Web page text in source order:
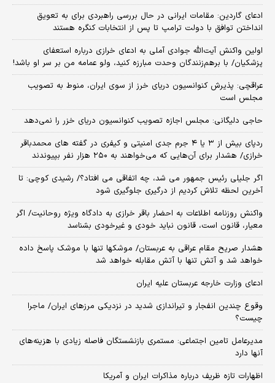
ادعای گاردین: مقامات ایرانی در حال بررسی راهبردی برای به تعویق
انداختن توافق با دولت ترامپ تا پس از انتخابات کنگره هستند
اولین واکنش آیت‌الله جوادی آملی به ادعای خرازی درباره استعفای
پزشکیان/ با برهم‌زنندگان وحدت مبارزه کنید، ولو عمامه من بر سر او باشد!
عراقچی: پذیرش کنوانسیون دریای خرز از سوی ایران، منوط به تصویب
مجلس است
حاجی دلیگانی: مجلس اجازه تصویب کنوانسیون دریای خزر را نمی‌دهد
ردپای بیش از ۳ یا ۴ جرم جدی امنیتی و کیفری در گفته های محمدباقر
خرازی/ هشدار برای آن‌هایی که می‌خواهند به ۲۵۰ هزار نفر بپیوندند
اگر جلیلی رئیس جمهور می شد، چه اتفاقی می افتاد؟/ رشیدی کوچی: تا
آخرین لحظه تلاش کردیم از درگیری جلوگیری شود
واکنش روزنامه اطلاعات به احضار باقر خرازی به دادگاه ویژه روحانیت/ اگر
معیار، قانون است، قانون نباید خودی و غیرخودی بشناسد
هشدار صریح مقام عراقی به عربستان/ موشکها تنها با موشک پاسخ داده
خواهد شد و آتش تنها با آتش مقابله خواهد شد
ادعای وزارت خارجه عربستان علیه ایران
وقوع چندین انفجار و تیراندازی شدید در نزدیکی مرز‌های ایران/ ماجرا
چیست؟
مدیرعامل تامین اجتماعی: مستمری بازنشستگان فاصله زیادی با هزینه‌های
آنها دارد
اظهارات تازه ظریف درباره مذاکرات ایران و آمریکا